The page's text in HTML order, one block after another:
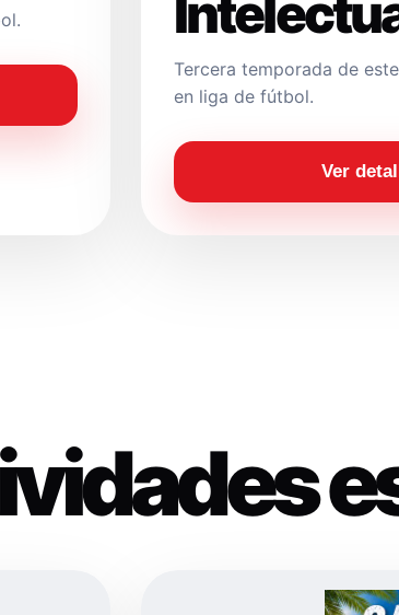
Tercera temporada de
en liga de fútbol.
Ver